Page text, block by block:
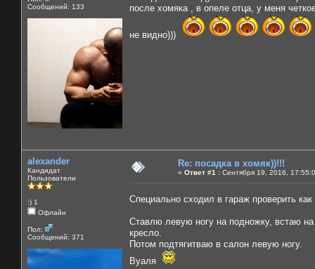
Сообщений: 133
после хомяка , в опеле отца, у меня
не видно)))
alexander
Кандидат
Пользователи
:) 1
Офлайн
Пол:
Сообщений: 371
Re: посадка в хомяк))!!!
« Ответ #1 : Сентября 19, 2016,
Специально сходил в гараж проверить
Ставлю левую ногу на подножку, встаю
кресло.
Потом подтягитваю в салон левую ногу.
Вуаля